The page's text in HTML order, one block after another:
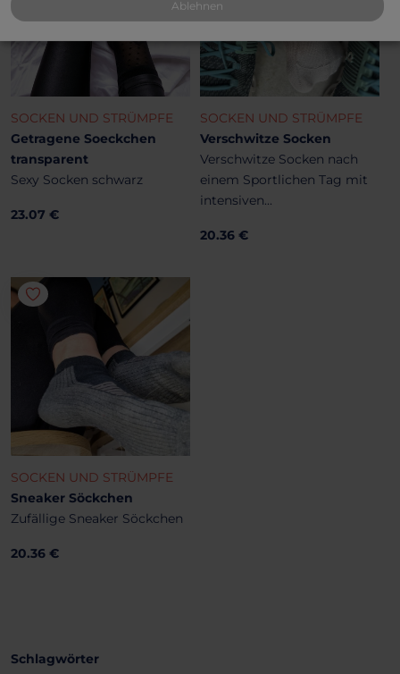
SOCKEN UND STRÜMPFE
Getragene Soeckchen
transparent
Sexy Socken schwarz
23.07 €
SOCKEN UND STRÜMPFE
Verschwitze Socken
Verschwitze Socken nach
einem Sportlichen Tag mit
intensiven...
20.36 €
SOCKEN UND STRÜMPFE
Sneaker Söckchen
Zufällige Sneaker Söckchen
20.36 €
Schlagwörter
Ablehnen